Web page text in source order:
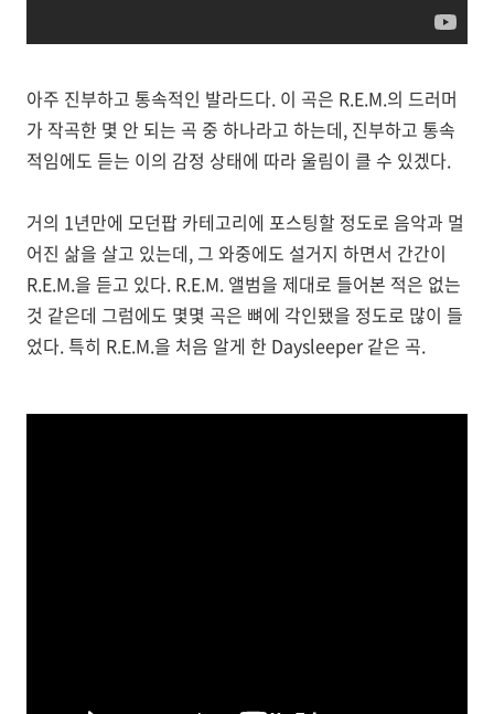
아주 진부하고 통속적인 발라드다. 이 곡은 R.E.M.의 드러머
가 작곡한 몇 안 되는 곡 중 하나라고 하는데, 진부하고 통속
적임에도 듣는 이의 감정 상태에 따라 울림이 클 수 있겠다.
거의 1년만에 모던팝 카테고리에 포스팅할 정도로 음악과 멀
어진 삶을 살고 있는데, 그 와중에도 설거지 하면서 간간이
R.E.M.을 듣고 있다. R.E.M. 앨범을 제대로 들어본 적은 없는
것 같은데 그럼에도 몇몇 곡은 뼈에 각인됐을 정도로 많이 들
었다. 특히 R.E.M.을 처음 알게 한 Daysleeper 같은 곡.